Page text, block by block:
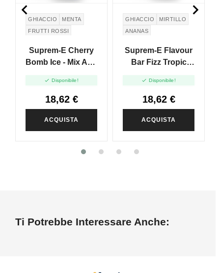
GHIACCIO
MENTA
FRUTTI ROSSI
Suprem-E Cherry
Bomb Ice - Mix And
 Disponibile!
18,62 €
ACQUISTA
GHIACCIO
MIRTILLO
ANANAS
Suprem-E Flavour
Bar Fizz Tropic
Vape - 20ml
 Disponibile!
18,62 €
ACQUISTA
 
Ti Potrebbe Interessare Anche: